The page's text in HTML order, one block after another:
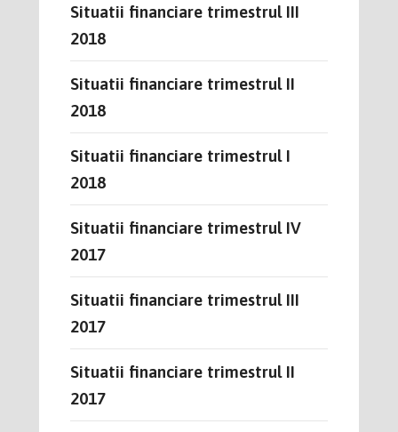
Situatii financiare trimestrul III
2018
Situatii financiare trimestrul II
2018
Situatii financiare trimestrul I
2018
Situatii financiare trimestrul IV
2017
Situatii financiare trimestrul III
2017
Situatii financiare trimestrul II
2017